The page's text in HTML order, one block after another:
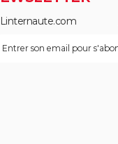
Linternaute.com